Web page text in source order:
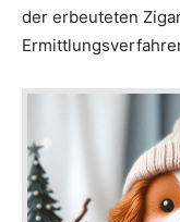
der erbeuteten